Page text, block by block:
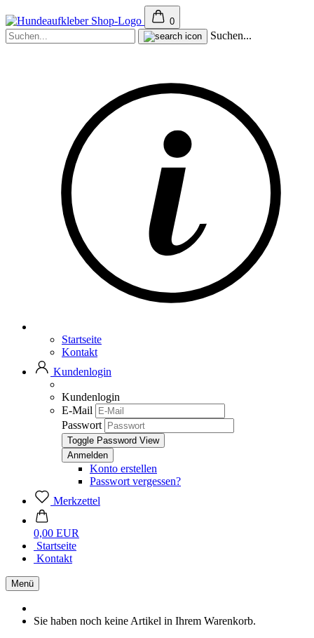
0
Suchen...
Startseite
Kontakt
Kundenlogin
Kundenlogin
E-Mail
Passwort
Toggle Password View
Konto erstellen
Passwort vergessen?
Merkzettel
0,00 EUR
Startseite
Kontakt
Menü
Sie haben noch keine Artikel in Ihrem Warenkorb.